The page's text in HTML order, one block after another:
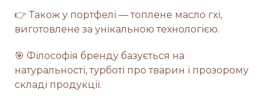
👉 Також у портфелі — топлене масло гхі,
виготовлене за унікальною технологією.
🎯 Філософія бренду базується на
натуральності, турботі про тварин і прозорому
складі продукції.